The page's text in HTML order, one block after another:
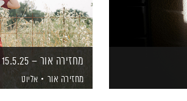
מחזירה אור – 15.5.25 – קיקי מלינקי באולפן
מחזירה אור אליוט